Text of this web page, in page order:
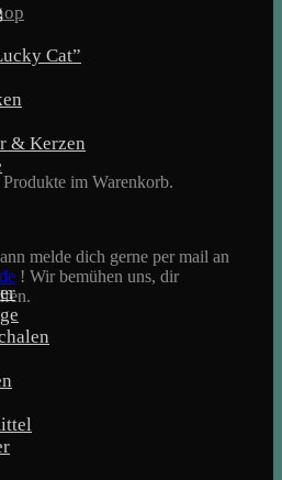
im Warenkorb.
melde dich gerne per mail an
! Wir bemühen uns, dir
Cat”
& Kerzen